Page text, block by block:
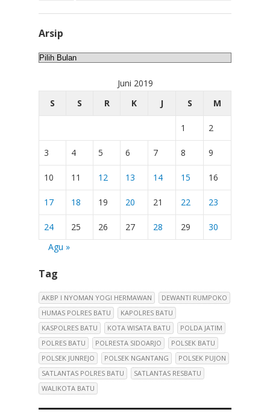
Arsip
Arsip
Juni 2019
S
S R K J S M
1 2
3 4 5 6 7 8 9
10 11 12 13 14 15 16
17 18 19 20 21 22 23
24 25 26 27 28 29
30
Agu »
Tag
AKBP I NYOMAN YOGI HERMAWAN
DEWANTI RUMPOKO
HUMAS POLRES BATU
KAPOLRES BATU
KASPOLRES BATU
KOTA WISATA BATU
POLDA JATIM
POLRES BATU
POLRESTA SIDOARJO
POLSEK BATU
POLSEK JUNREJO
POLSEK NGANTANG
POLSEK PUJON
SATLANTAS POLRES BATU
SATLANTAS RESBATU
WALIKOTA BATU